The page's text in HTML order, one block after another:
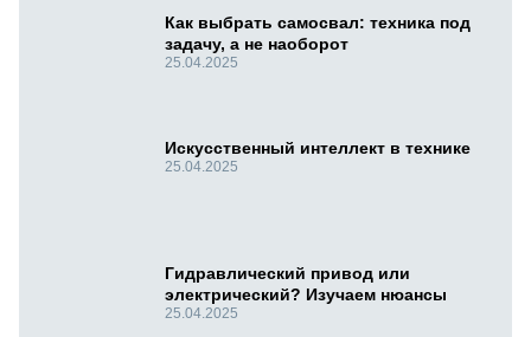
Как выбрать самосвал: техника под
задачу, а не наоборот
25.04.2025
Искусственный интеллект в технике
25.04.2025
Гидравлический привод или
электрический? Изучаем нюансы
25.04.2025